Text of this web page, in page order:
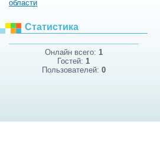
области
Статистика
Онлайн всего: 1
Гостей:1
Пользователей: 0